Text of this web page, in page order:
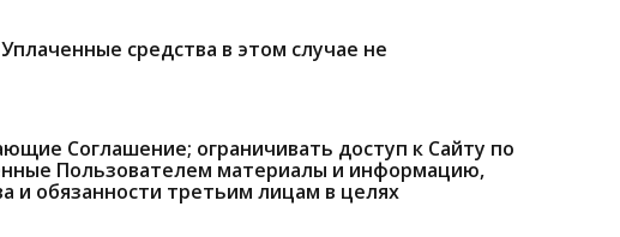
средства в этом случае не
Соглашение; ограничивать доступ к Сайту по
Пользователем материалы и информацию,
и обязанности третьим лицам в целях